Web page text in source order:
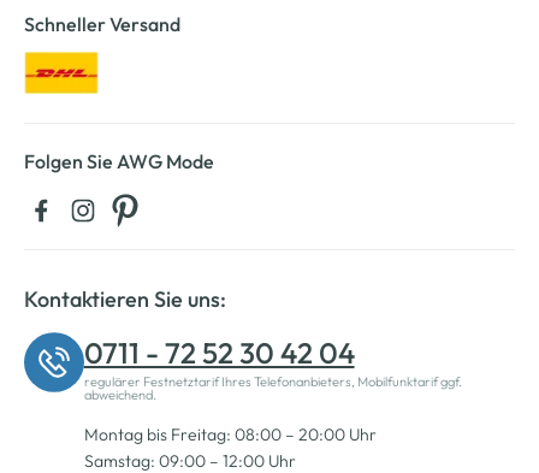
Schneller Versand
Folgen Sie AWG Mode
Kontaktieren Sie uns:
0711 - 72 52 30 42 04
regulärer Festnetztarif Ihres Telefonanbieters, Mobilfunktarif ggf.
abweichend.
Montag bis Freitag: 08:00 – 20:00 Uhr
Samstag: 09:00 – 12:00 Uhr